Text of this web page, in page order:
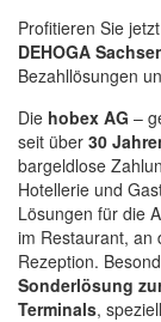
Profitieren Sie
DEHOGA
Bezahllösungen
Die hobex AG –
seit über 30
bargeldlose
Hotellerie und
Lösungen für die
im Restaurant, an
Rezeption.
Sonderlösung
Terminals,